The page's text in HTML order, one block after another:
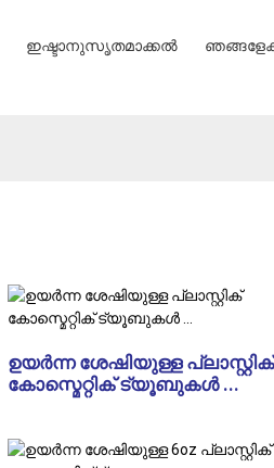
ഇഷ്ടാനുസൃതമാക്കൽ
ഉയർന്ന ശേഷിയുള്ള പ്ലാസ്റ്റിക്
കോസ്മെറ്റിക് ട്യൂബുകൾ ...